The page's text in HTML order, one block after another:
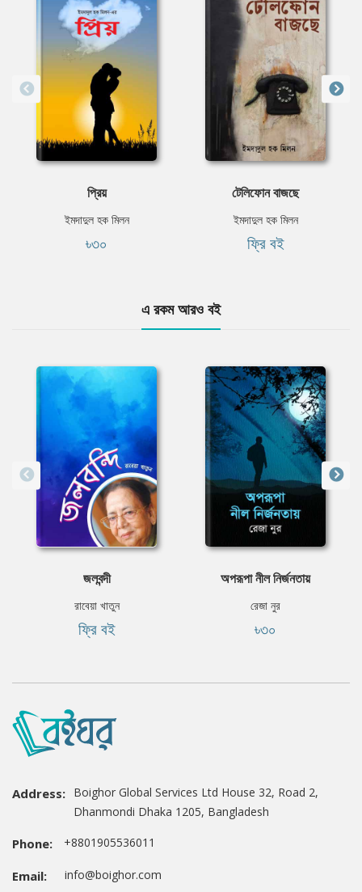
প্রিয়
ইমদাদুল হক মিলন
৳৩০
টেলিফোন বাজছে
ইমদাদুল হক মিলন
ফ্রি বই
এ রকম আরও বই
জলবন্দী
রাবেয়া খাতুন
ফ্রি বই
অপরূপা নীল নির্জনতায়
রেজা নুর
৳৩০
Address: Boighor Global Services Ltd House 32, Road 2,
Dhanmondi Dhaka 1205, Bangladesh
Phone: +8801905536011
Email: info@boighor.com